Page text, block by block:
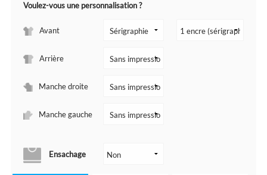
Voulez-vous une personnalisation ?
Avant
Arrière
Manche droite
Manche gauche
Ensachage